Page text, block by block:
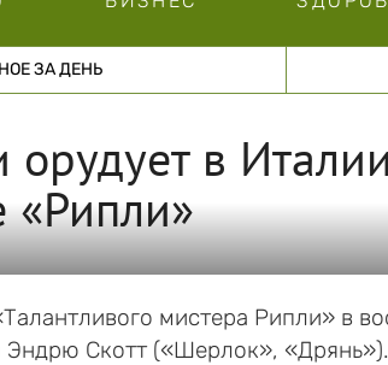
ЗА ДЕНЬ
орудует в
«Рипли»
мистера Рипли» в
Эндрю Скотт («Шерлок»,